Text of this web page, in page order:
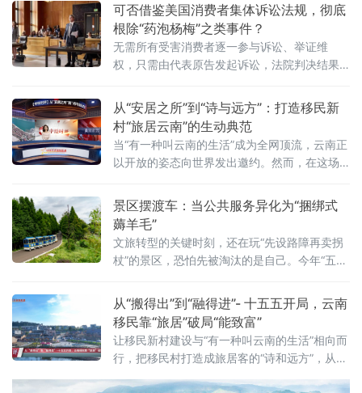
可否借鉴美国消费者集体诉讼法规，彻底
根除“药泡杨梅”之类事件？
无需所有受害消费者逐一参与诉讼、举证维
权，只需由代表原告发起诉讼，法院判决结果
了个体消费者“举证难、耗时长、收益低”的维权
痛点
从“安居之所”到“诗与远方”：打造移民新
村“旅居云南”的生动典范
当“有一种叫云南的生活”成为全网顶流，云南正
以开放的姿态向世界发出邀约。然而，在这场
——大中型水利水电工程移民。他们为国家建
设舍小家、搬新家，他们的新村不应仅是物理
空间的安置点，更应成为“旅居云南”版图上的璀
璨明珠。
景区摆渡车：当公共服务异化为“捆绑式
薅羊毛”
文旅转型的关键时刻，还在玩“先设路障再卖拐
杖”的景区，恐怕先被淘汰的是自己。今年“五
引发热议：他前往某景区，入口与核心景点相
距约40公里，必须先交120元强制大巴费到第
一个景点，再花近百元换乘电瓶车，抵达终点
后还要支付300元骑马费才能深入游览。有网友
一针见血地评论：“大巴换
从“搬得出”到“融得进”- 十五五开局，云南
移民靠“旅居”破局“能致富”
让移民新村建设与“有一种叫云南的生活”相向而
行，把移民村打造成旅居客的“诗和远方”，从而